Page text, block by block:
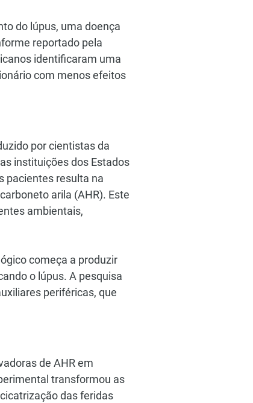
do lúpus, uma doença
reportado pela
identificaram uma
com menos efeitos
por cientistas da
instituições dos Estados
pacientes resulta na
arila (AHR). Este
ambientais,
começa a produzir
o lúpus. A pesquisa
periféricas, que
de AHR em
transformou as
das feridas